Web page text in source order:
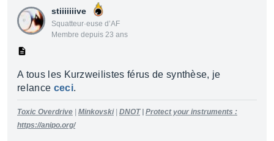
stiiiiiiive
Squatteur·euse d’AF
Membre depuis 23 ans
A tous les Kurzweilistes férus de synthèse, je
relance ceci.
Toxic Overdrive Minkovski| DNOT| Protect your instruments :
https://anipo.org/